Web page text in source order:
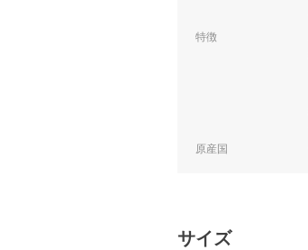
特徴
原産国
サイズ